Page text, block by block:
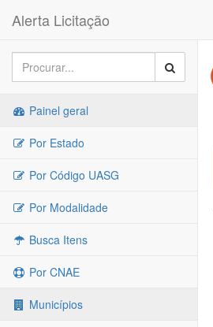
Alerta Licitação
Painel geral
Por Estado
Por Código UASG
Por Modalidade
Busca Itens
Por CNAE
Municípios